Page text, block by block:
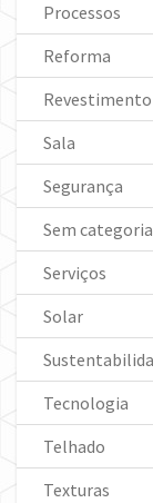
Processos
Reforma
Revestimento
Sala
Segurança
Sem categoria
Serviços
Solar
Tecnologia
Telhado
Texturas